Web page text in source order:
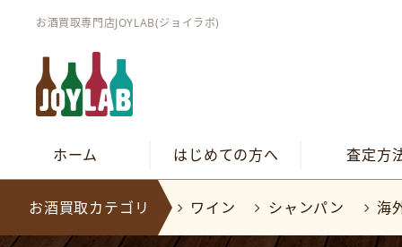
お酒買取専門店JOYLAB(ジョイラボ)
ホーム はじめての方へ 査定方
お酒買取カテゴリ ワイン シャンパン 海